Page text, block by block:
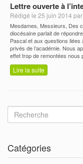
Lettre ouverte à
Rédigé le 25 juin 2014
Mesdames, Messieurs, Des
diocésaine parlait de
Pascal et aux questions
privés de l’académie. Nous
effet trop de remontées
Lire la suite
Catégories